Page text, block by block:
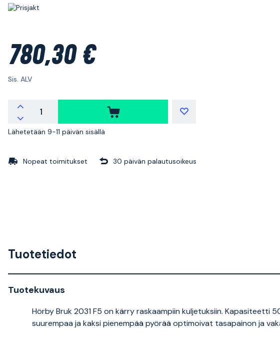
780,30 €
Sis. ALV
Lähetetään 9-11 päivän sisällä
Nopeat toimitukset 30 päivän palautusoikeus
Tuotetiedot
Tuotekuvaus
Hörby Bruk 2031 F5 on kärry raskaampiin kuljetuksiin. Kapasiteetti
suurempaa ja kaksi pienempää pyörää optimoivat tasapainon ja